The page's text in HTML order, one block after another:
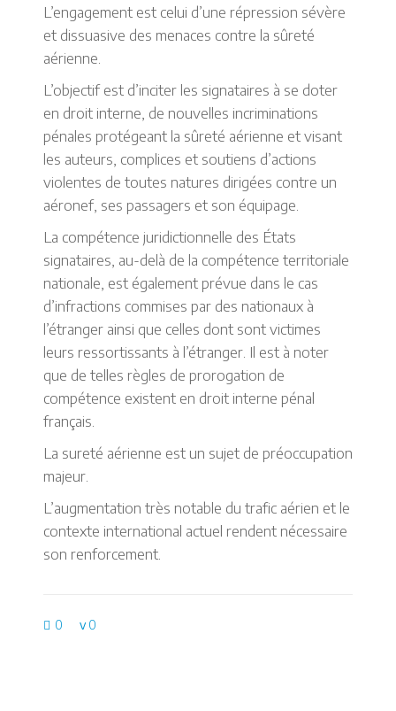
L’engagement est celui d’une répression sévère
et dissuasive des menaces contre la sûreté
aérienne.
L’objectif est d’inciter les signataires à se doter
en droit interne, de nouvelles incriminations
pénales protégeant la sûreté aérienne et visant
les auteurs, complices et soutiens d’actions
violentes de toutes natures dirigées contre un
aéronef, ses passagers et son équipage.
La compétence juridictionnelle des États
signataires, au-delà de la compétence territoriale
nationale, est également prévue dans le cas
d’infractions commises par des nationaux à
l’étranger ainsi que celles dont sont victimes
leurs ressortissants à l’étranger. Il est à noter
que de telles règles de prorogation de
compétence existent en droit interne pénal
français.
La sureté aérienne est un sujet de préoccupation
majeur.
L’augmentation très notable du trafic aérien et le
contexte international actuel rendent nécessaire
son renforcement.
0 0